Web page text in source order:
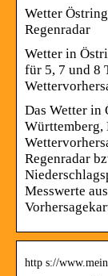
Wetter
Regenradar
Wetter in
für 5, 7 und 8
Das Wetter in
Württemberg,
Regenradar
Messwerte
http s://